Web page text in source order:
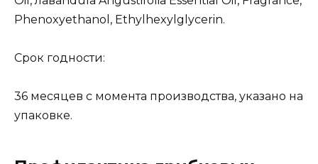
Phenoxyethanol, Ethylhexylglycerin.
Срок годности:
36 месяцев с момента производства, указано на
упаковке.